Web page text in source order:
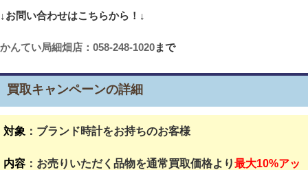
↓お問い合わせはこちらから！↓
かんてい局細畑店：058-248-1020まで
買取キャンペーンの詳細
対象 ：ブランド時計をお持ちのお客様
内容 ：お売りいただく品物を通常買取価格より最大10%アッ